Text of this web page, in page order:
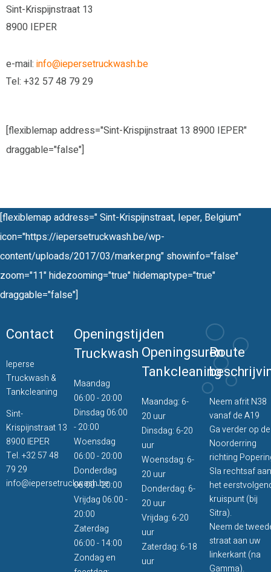
Sint-Krispijnstraat 13
8900 IEPER
e-mail: info@iepersetruckwash.be
Tel: +32 57 48 79 29
[flexiblemap address="Sint-Krispijnstraat 13 8900 IEPER"
draggable="false"]
[flexiblemap address=" Sint-Krispijnstraat, Ieper, Belgium"
icon="https://iepersetruckwash.be/wp-
content/uploads/2017/03/marker.png" showinfo="false"
zoom="11" hidezooming="true" hidemaptype="true"
draggable="false"]
Contact
Ieperse
Truckwash &
Tankcleaning
Sint-
Krispijnstraat 13
8900 IEPER
Tel.+32 57 48
79 29
info@iepersetruckwash.be
Openingstijden
Truckwash
Maandag
06:00 - 20:00
Dinsdag 06:00
- 20:00
Woensdag
06:00 - 20:00
Donderdag
06:00 - 20:00
Vrijdag 06:00 -
20:00
Zaterdag
06:00 - 14:00
Zondag en
Openingsuren
Tankcleaning
Maandag: 6-
20 uur
Dinsdag: 6-20
uur
Woensdag: 6-
20 uur
Donderdag: 6-
20 uur
Vrijdag: 6-20
uur
Zaterdag: 6-18
uur
Route
Neem afrit N38
vanaf de A19
Ga verder op de
Noorderring
richting
Sla rechtsaf aan
het
kruispunt (bij
Sitra).
Neem de
straat aan uw
linkerkant (na
Gamma).